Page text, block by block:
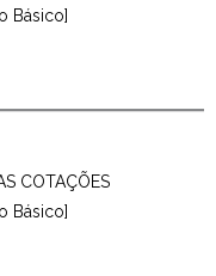
Básico]
COTAÇÕES
Básico]